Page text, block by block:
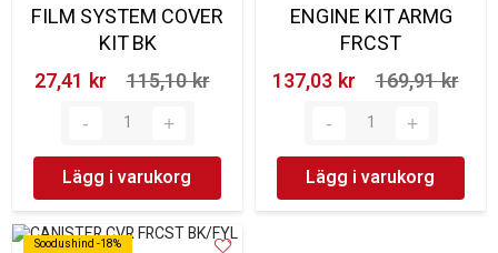
FILM SYSTEM COVER
KIT BK
27,41 kr‎
115,10 kr‎
Lägg i varukorg
ENGINE KIT ARMG
FRCST
137,03 kr‎
169,91 kr‎
Lägg i varukorg
Soodushind -18%
Soodushind -18%